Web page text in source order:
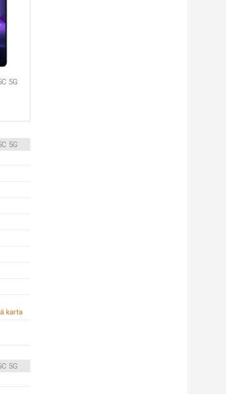
5G
5G
karta
5G